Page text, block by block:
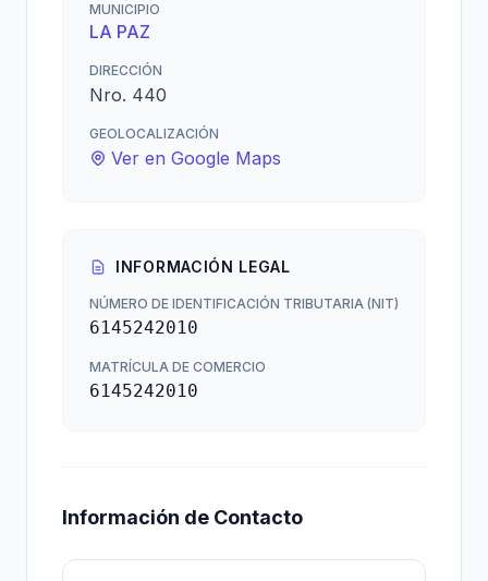
MUNICIPIO
LA PAZ
DIRECCIÓN
Nro. 440
GEOLOCALIZACIÓN
Ver en Google Maps
INFORMACIÓN LEGAL
NÚMERO DE IDENTIFICACIÓN TRIBUTARIA (NIT)
6145242010
MATRÍCULA DE COMERCIO
6145242010
Información de Contacto